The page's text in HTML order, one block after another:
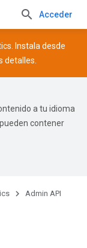
Acceder
Instala desde
detalles.
a tu idioma
contener
Admin API